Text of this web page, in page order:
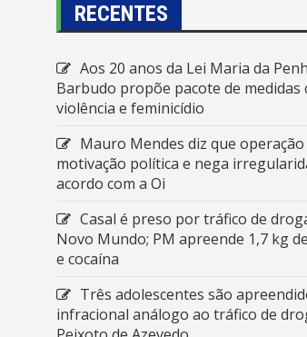
RECENTES
Aos 20 anos da Lei Maria da
Barbudo propõe pacote de medidas
violência e feminicídio
Mauro Mendes diz que operação
motivação política e nega
acordo com a Oi
Casal é preso por tráfico de
Novo Mundo; PM apreende 1,7 kg
e cocaína
Três adolescentes são
infracional análogo ao tráfico de